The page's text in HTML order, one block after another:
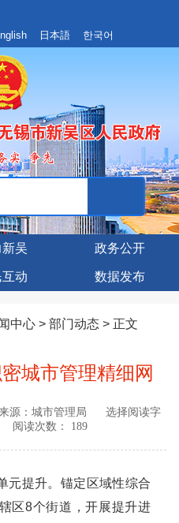
日本語 한국어
吴 政务公开
动 数据发布
中心 > 部门动态 > 正文
城市管理精细网
源： 城市管理局
选择阅读字
阅读次数： 189
提升。锚定区域性综合
区8个街道，开展提升进